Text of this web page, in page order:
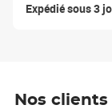
Expédié sous 3
Nos